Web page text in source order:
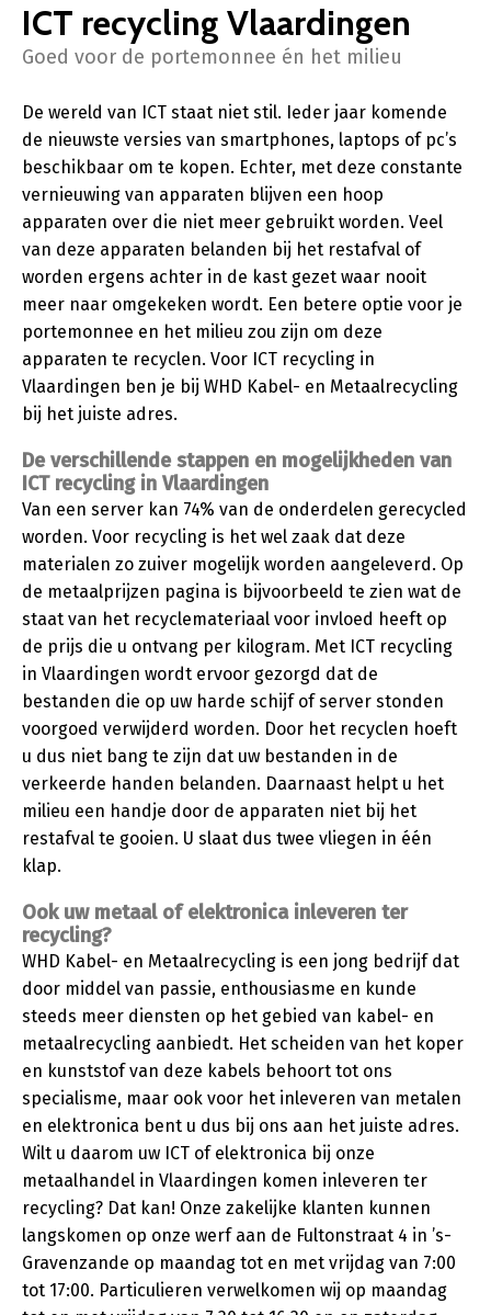
ICT recycling Vlaardingen
Goed voor de portemonnee én het milieu
De wereld van ICT staat niet stil. Ieder jaar komende
de nieuwste versies van smartphones, laptops of pc’s
beschikbaar om te kopen. Echter, met deze constante
vernieuwing van apparaten blijven een hoop
apparaten over die niet meer gebruikt worden. Veel
van deze apparaten belanden bij het restafval of
worden ergens achter in de kast gezet waar nooit
meer naar omgekeken wordt. Een betere optie voor je
portemonnee en het milieu zou zijn om deze
apparaten te recyclen. Voor ICT recycling in
Vlaardingen ben je bij WHD Kabel- en Metaalrecycling
bij het juiste adres.
De verschillende stappen en mogelijkheden van
ICT recycling in Vlaardingen
Van een server kan 74% van de onderdelen gerecycled
worden. Voor recycling is het wel zaak dat deze
materialen zo zuiver mogelijk worden aangeleverd. Op
de metaalprijzen pagina is bijvoorbeeld te zien wat de
staat van het recyclemateriaal voor invloed heeft op
de prijs die u ontvang per kilogram. Met ICT recycling
in Vlaardingen wordt ervoor gezorgd dat de
bestanden die op uw harde schijf of server stonden
voorgoed verwijderd worden. Door het recyclen hoeft
u dus niet bang te zijn dat uw bestanden in de
verkeerde handen belanden. Daarnaast helpt u het
milieu een handje door de apparaten niet bij het
restafval te gooien. U slaat dus twee vliegen in één
klap.
Ook uw metaal of elektronica inleveren ter
recycling?
WHD Kabel- en Metaalrecycling is een jong bedrijf dat
door middel van passie, enthousiasme en kunde
steeds meer diensten op het gebied van kabel- en
metaalrecycling aanbiedt. Het scheiden van het koper
en kunststof van deze kabels behoort tot ons
specialisme, maar ook voor het inleveren van metalen
en elektronica bent u dus bij ons aan het juiste adres.
Wilt u daarom uw ICT of elektronica bij onze
metaalhandel in Vlaardingen komen inleveren ter
recycling? Dat kan! Onze zakelijke klanten kunnen
langskomen op onze werf aan de Fultonstraat 4 in ’s-
Gravenzande op maandag tot en met vrijdag van 7:00
tot 17:00. Particulieren verwelkomen wij op maandag